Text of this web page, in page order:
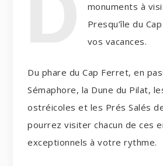
monuments à
Presqu’île du
vos vacances.
Du phare du Cap Ferret, en
Sémaphore, la Dune du Pilat,
ostréicoles et les Prés Salés
pourrez visiter chacun de ces
exceptionnels à votre rythme.